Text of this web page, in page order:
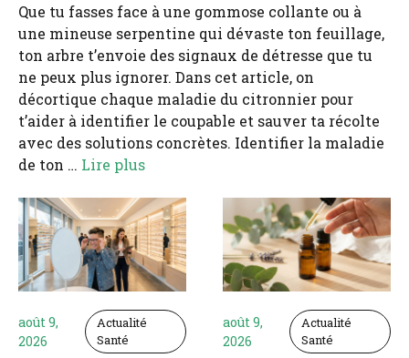
Que tu fasses face à une gommose collante ou à
une mineuse serpentine qui dévaste ton feuillage,
ton arbre t’envoie des signaux de détresse que tu
ne peux plus ignorer. Dans cet article, on
décortique chaque maladie du citronnier pour
t’aider à identifier le coupable et sauver ta récolte
avec des solutions concrètes. Identifier la maladie
de ton … Lire plus
août 9,
2026
Actualité
Santé
août 9,
2026
Actualité
Santé